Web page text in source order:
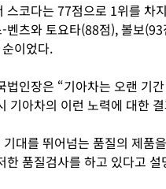
스코다는 77점으로 1위를 차
벤츠와 토요타(88점), 볼보
이었다.
법인장은 “기아차는 오랜 기
기아차의 이런 노력에 대한
대를 뛰어넘는 품질의 제품
한 품질검사를 하고 있다고 설